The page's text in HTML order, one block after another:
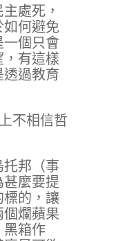
處死，
何避免
個只會
有這樣
過教育
不相信哲
邦（事
麼要提
的，讓
爛蘋果
黑箱作